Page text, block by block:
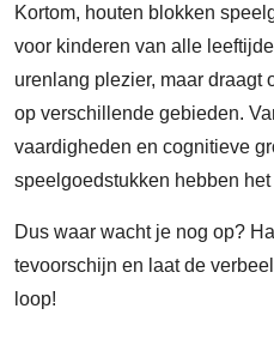
Kortom, houten blokken
voor kinderen van alle
urenlang plezier, maar draagt
op verschillende gebieden.
vaardigheden en cognitieve
speelgoedstukken hebben
Dus waar wacht je nog op?
tevoorschijn en laat de
loop!